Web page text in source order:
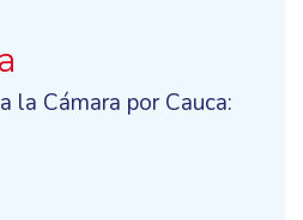
la Cámara por Cauca: